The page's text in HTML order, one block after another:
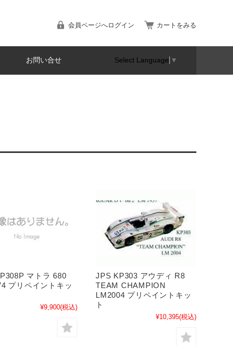
会員ページへログイン カートをみる
お問い合せ Select Language ▼
マトラ 680
プリペイントキッ
¥9,900(税込)
JPS KP303 アウディ R8
TEAM CHAMPION
LM2004 プリペイントキッ
ト
¥10,395(税込)